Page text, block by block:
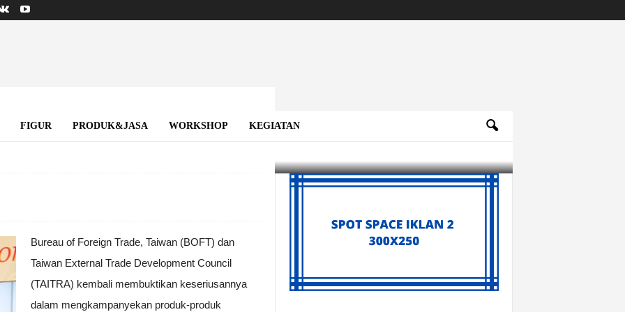
FIGUR PRODUK&JASA WORKSHOP KEGIATAN
IT Travelers Go!
Bureau of Foreign Trade, Taiwan (BOFT) dan
Taiwan External Trade Development Council
(TAITRA) kembali membuktikan keseriusannya
dalam mengkampanyekan produk-produk